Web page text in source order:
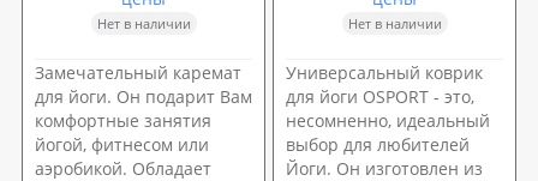
Нет в наличии
Замечательный каремат
для йоги. Он подарит Вам
комфортные занятия
йогой, фитнесом или
аэробикой. Обладает
Нет в наличии
Универсальный коврик
для йоги OSPORT - это,
несомненно, идеальный
выбор для любителей
Йоги. Он изготовлен из